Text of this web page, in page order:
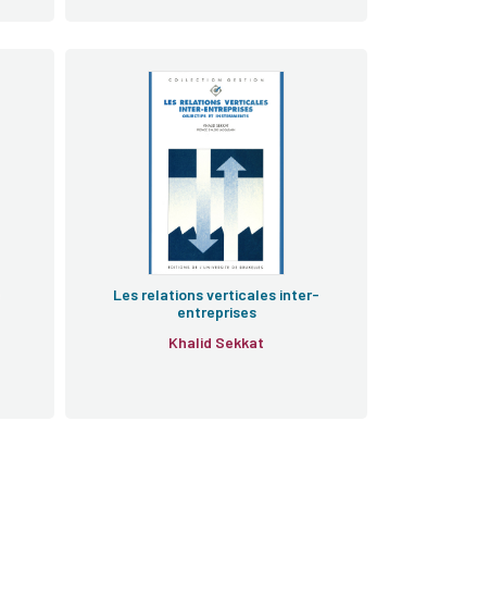
Les relations verticales inter-
entreprises
Khalid Sekkat